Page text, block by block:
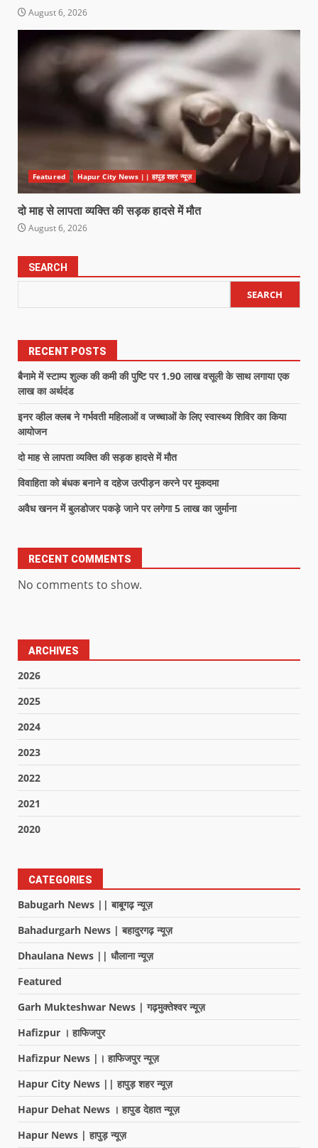
August 6, 2026
Featured Hapur City News || हापुड़ शहर न्यूज़
दो माह से लापता व्यक्ति की सड़क हादसे में मौत
August 6, 2026
SEARCH
SEARCH
RECENT POSTS
बैनामे में स्टाम्प शुल्क की कमी की पुष्टि पर 1.90 लाख वसूली के साथ लगाया एक
लाख का अर्थदंड
इनर व्हील क्लब ने गर्भवती महिलाओं व जच्चाओं के लिए स्वास्थ्य शिविर का किया
आयोजन
दो माह से लापता व्यक्ति की सड़क हादसे में मौत
विवाहिता को बंधक बनाने व दहेज उत्पीड़न करने पर मुकदमा
अवैध खनन में बुलडोजर पकड़े जाने पर लगेगा 5 लाख का जुर्माना
RECENT COMMENTS
No comments to show.
ARCHIVES
2026
2025
2024
2023
2022
2021
2020
CATEGORIES
Babugarh News || बाबूगढ़ न्यूज़
Bahadurgarh News | बहादुरगढ़ न्यूज़
Dhaulana News || धौलाना न्यूज़
Featured
Garh Mukteshwar News | गढ़मुक्तेश्वर न्यूज़
Hafizpur । हाफिजपुर
Hafizpur News |। हाफिजपुर न्यूज़
Hapur City News || हापुड़ शहर न्यूज़
Hapur Dehat News । हापुड देहात न्यूज़
Hapur News | हापुड़ न्यूज़